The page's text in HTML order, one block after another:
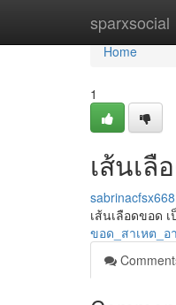
sparxsocial
Home
Home
1
เส้นเลื
เส้นเลือดขอด
ขอด_สาเหต_อ